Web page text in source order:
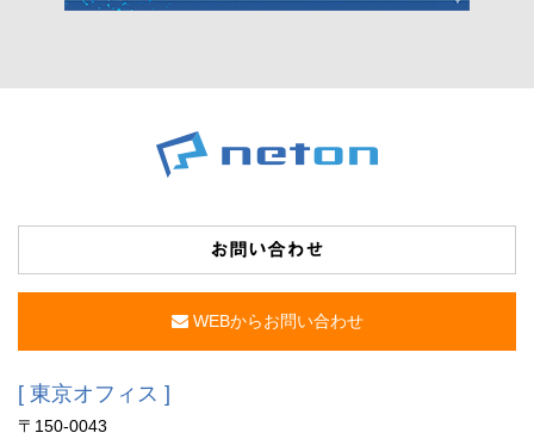
お問い合わせ
WEBからお問い合わせ
[ 東京オフィス ]
〒150-0043